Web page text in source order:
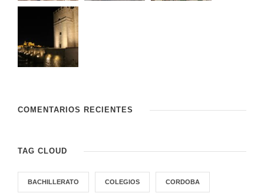
COMENTARIOS RECIENTES
TAG CLOUD
BACHILLERATO COLEGIOS CORDOBA